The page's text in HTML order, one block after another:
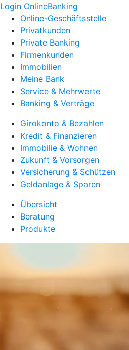
Login OnlineBanking
Online-Geschäftsstelle
Privatkunden
Private Banking
Firmenkunden
Immobilien
Meine Bank
Service & Mehrwerte
Banking & Verträge
Girokonto & Bezahlen
Kredit & Finanzieren
Immobilie & Wohnen
Zukunft & Vorsorgen
Versicherung & Schützen
Geldanlage & Sparen
Übersicht
Beratung
Produkte